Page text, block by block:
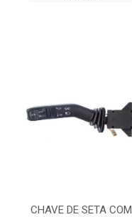
CHAVE DE SETA COM